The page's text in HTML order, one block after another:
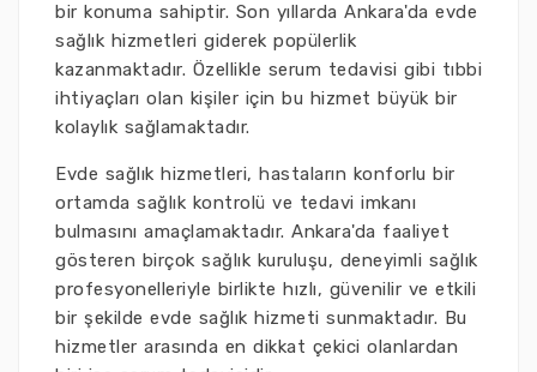
bir konuma sahiptir. Son yıllarda Ankara'da evde
sağlık hizmetleri giderek popülerlik
kazanmaktadır. Özellikle serum tedavisi gibi tıbbi
ihtiyaçları olan kişiler için bu hizmet büyük bir
kolaylık sağlamaktadır.
Evde sağlık hizmetleri, hastaların konforlu bir
ortamda sağlık kontrolü ve tedavi imkanı
bulmasını amaçlamaktadır. Ankara'da faaliyet
gösteren birçok sağlık kuruluşu, deneyimli sağlık
profesyonelleriyle birlikte hızlı, güvenilir ve etkili
bir şekilde evde sağlık hizmeti sunmaktadır. Bu
hizmetler arasında en dikkat çekici olanlardan